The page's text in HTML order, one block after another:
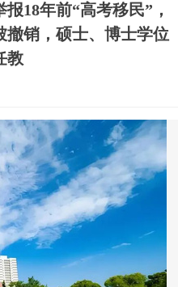
18年前“高考移民”，
撤销，硕士、博士学位
教